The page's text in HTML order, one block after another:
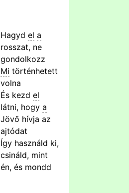
Hagyd el a
rosszat, ne
gondolkozz
Mi történhetett
volna
És kezd el
látni, hogy a
Jövő hívja az
ajtódat
Így használd ki,
csináld, mint
én, és mondd